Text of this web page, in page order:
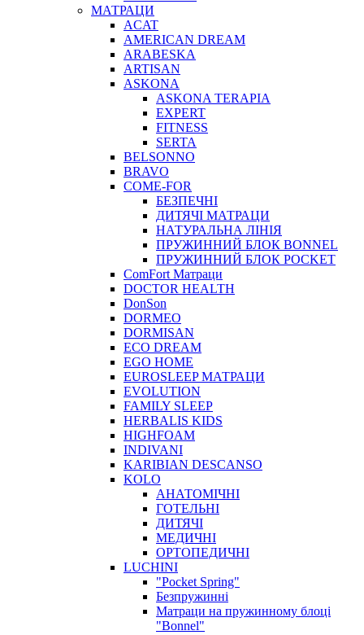
МАТРАЦИ
ACAT
AMERICAN DREAM
ARABESKA
ARTISAN
ASKONA
ASKONA TERAPIA
EXPERT
FITNESS
SERTA
BELSONNO
BRAVO
COME-FOR
БЕЗПЕЧНІ
ДИТЯЧІ МАТРАЦИ
НАТУРАЛЬНА ЛІНІЯ
ПРУЖИННИЙ БЛОК BONNEL
ПРУЖИННИЙ БЛОК POCKET
ComFort Матраци
DOCTOR HEALTH
DonSon
DORMEO
DORMISAN
ECO DREAM
EGO HOME
EUROSLEEP МАТРАЦИ
EVOLUTION
FAMILY SLEEP
HERBALIS KIDS
HIGHFOAM
INDIVANI
KARIBIAN DESCANSO
KOLO
АНАТОМІЧНІ
ГОТЕЛЬНІ
ДИТЯЧІ
МЕДИЧНІ
ОРТОПЕДИЧНІ
LUCHINI
"Pocket Spring"
Безпружинні
Матраци на пружинному блоці
"Bonnel"